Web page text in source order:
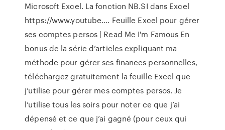
Microsoft Excel. La fonction NB.SI dans Excel
https://www.youtube.... Feuille Excel pour gérer
ses comptes persos | Read Me I'm Famous En
bonus de la série d’articles expliquant ma
méthode pour gérer ses finances personnelles,
téléchargez gratuitement la feuille Excel que
j’utilise pour gérer mes comptes persos. Je
l’utilise tous les soirs pour noter ce que j’ai
dépensé et ce que j’ai gagné (pour ceux qui